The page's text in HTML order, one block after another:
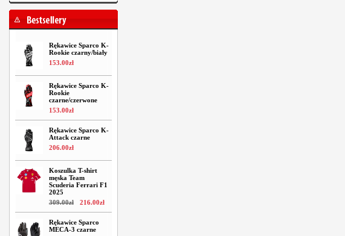
Rękawice Sparco K-
Rookie czarny/biały
153.00zł
Rękawice Sparco K-
Rookie
czarne/czerwone
153.00zł
Rękawice Sparco K-
Attack czarne
206.00zł
Koszulka T-shirt
męska Team
Scuderia Ferrari F1
2025
309.00zł 216.00zł
Rękawice Sparco
MECA-3 czarne